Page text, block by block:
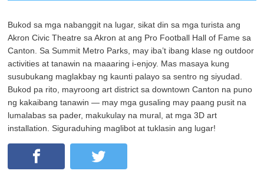
Bukod sa mga nabanggit na lugar, sikat din sa mga turista ang
Akron Civic Theatre sa Akron at ang Pro Football Hall of Fame sa
Canton. Sa Summit Metro Parks, may iba’t ibang klase ng outdoor
activities at tanawin na maaaring i-enjoy. Mas masaya kung
susubukang maglakbay ng kaunti palayo sa sentro ng siyudad.
Bukod pa rito, mayroong art district sa downtown Canton na puno
ng kakaibang tanawin — may mga gusaling may paang pusit na
lumalabas sa pader, makukulay na mural, at mga 3D art
installation. Siguraduhing maglibot at tuklasin ang lugar!